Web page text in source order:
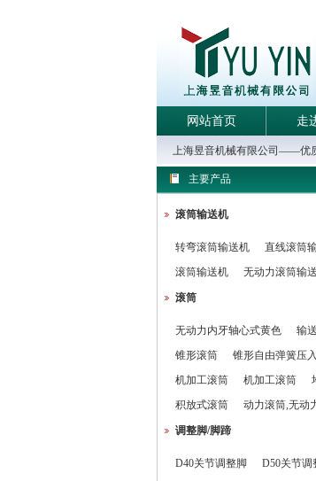
网站首页 走
上海昱音机械有限公司——优
主要产品
滚筒输送机
转弯滚筒输送机
直线滚筒
滚筒输送机
无动力滚筒输
滚筒
无动力内牙轴心式黄色
输
锥形滚筒
锥形自由弹簧压
机加工滚筒
机加工滚筒
积放式滚筒
动力滚筒,无动
调整脚/脚蹄
D40关节调整脚
D50关节调